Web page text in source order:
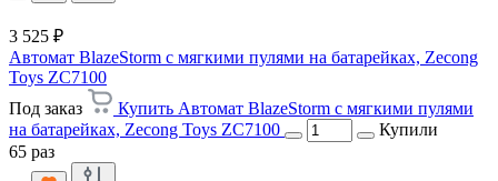
3 525 ₽
Автомат BlazeStorm с мягкими пулями на батарейках, Zecong
Toys ZC7100
Под заказ
Купить Автомат BlazeStorm с мягкими пулями
на батарейках, Zecong Toys ZC7100
Купили
65 раз